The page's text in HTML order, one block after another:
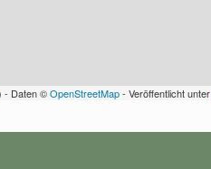
- Daten ©OpenStreetMap- Veröffentlicht unter